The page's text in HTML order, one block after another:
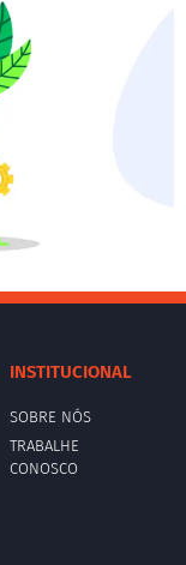
INSTITUCIONAL
SOBRE NÓS
TRABALHE
CONOSCO